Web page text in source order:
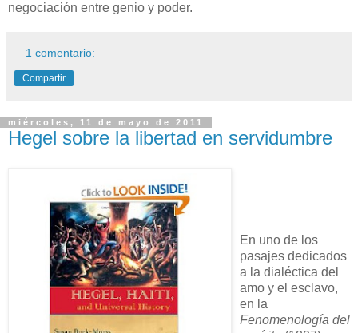
negociación entre genio y poder.
1 comentario:
Compartir
miércoles, 11 de mayo de 2011
Hegel sobre la libertad en servidumbre
En uno de los
pasajes dedicados
a la dialéctica del
amo y el esclavo,
en la
Fenomenología del